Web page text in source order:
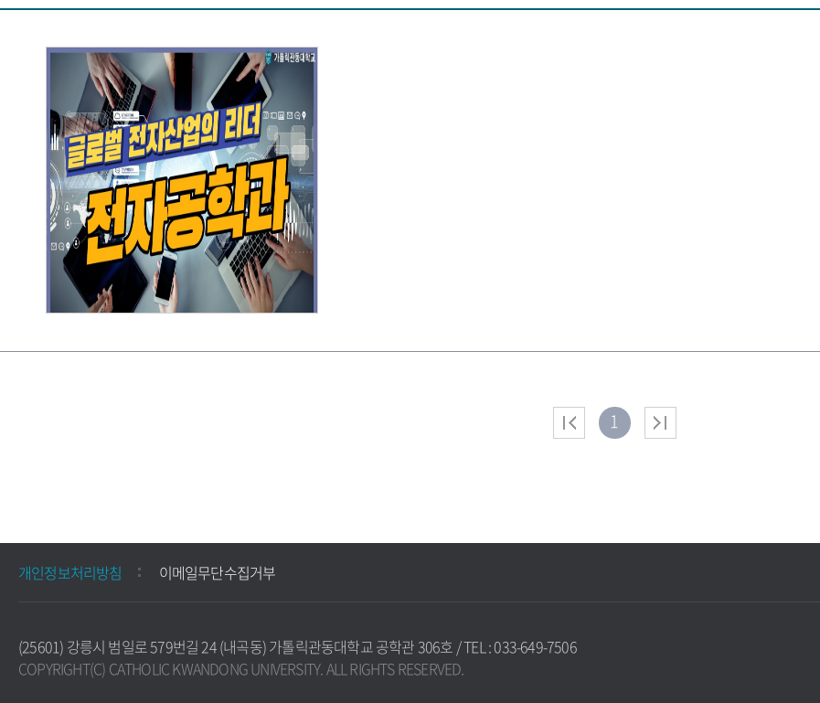
[가톨릭관동대학교] 전자공학과
진로가이드 영상
1
개인정보처리방침 이메일무단수집거부
(25601) 강릉시 범일로 579번길 24 (내곡동) 가톨릭관동대학교 공학관 306호 / TEL : 033-649-7506
COPYRIGHT(C) CATHOLIC KWANDONG UNIVERSITY. ALL RIGHTS RESERVED.